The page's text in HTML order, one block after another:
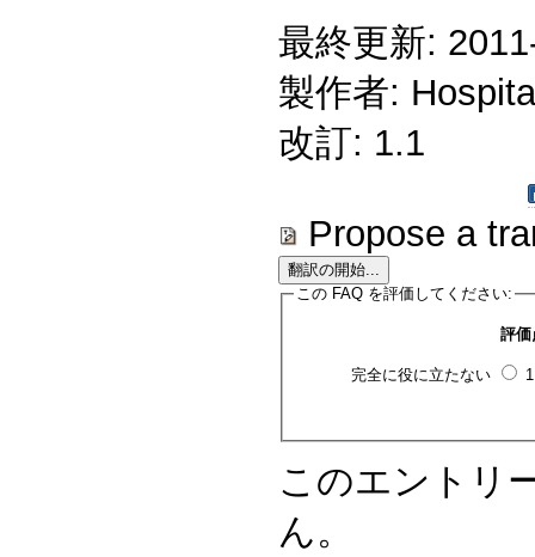
最終更新:
製作者:
改訂: 1.1
Propose a
この FAQ を評価してください:
評価
完全に役に立たない
このエントリ
ん。